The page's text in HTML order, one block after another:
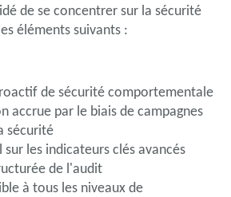
de se concentrer sur la sécurité
éléments suivants :
de sécurité comportementale
accrue par le biais de campagnes
sécurité
les indicateurs clés avancés
de l'audit
à tous les niveaux de